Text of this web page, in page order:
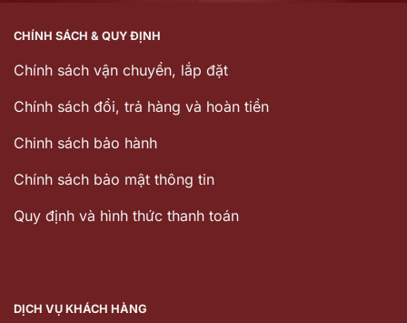
CHÍNH SÁCH & QUY ĐỊNH
Chính sách vận chuyển, lắp đặt
Chính sách đổi, trả hàng và hoàn tiền
Chinh sách bảo hành
Chính sách bảo mật thông tin
Quy định và hình thức thanh toán
DỊCH VỤ KHÁCH HÀNG